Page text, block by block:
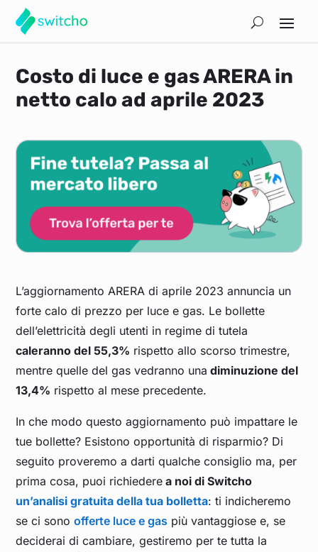
Costo di luce e gas ARERA in
netto calo ad aprile 2023
L’aggiornamento ARERA di aprile 2023 annuncia un
forte calo di prezzo per luce e gas. Le bollette
dell’elettricità degli utenti in regime di tutela
caleranno del 55,3% rispetto allo scorso trimestre,
mentre quelle del gas vedranno una diminuzione del
13,4% rispetto al mese precedente.
In che modo questo aggiornamento può impattare le
tue bollette? Esistono opportunità di risparmio? Di
seguito proveremo a darti qualche consiglio ma, per
prima cosa, puoi richiedere a noi di Switcho
un’analisi gratuita della tua bolletta: ti indicheremo
se ci sonoofferte luce e gas più vantaggiose e, se
deciderai di cambiare, gestiremo per te tutta la